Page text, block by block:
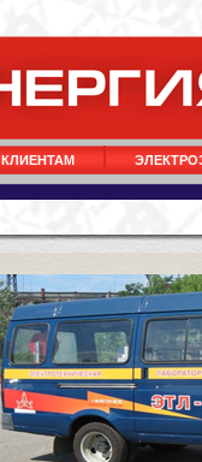
КЛИЕНТАМ